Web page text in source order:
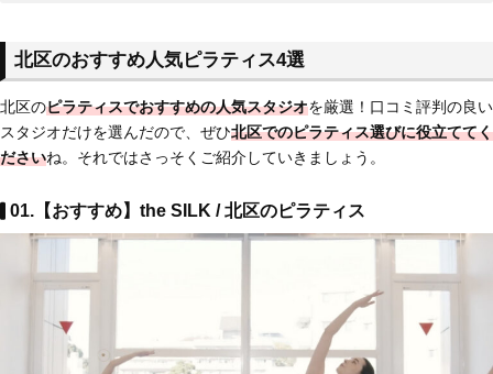
北区のおすすめ人気ピラティス4選
北区のピラティスでおすすめの人気スタジオを厳選！口コミ評判の良い
スタジオだけを選んだので、ぜひ北区でのピラティス選びに役立ててく
ださいね。それではさっそくご紹介していきましょう。
01.【おすすめ】the SILK / 北区のピラティス